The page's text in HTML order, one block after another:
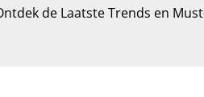
de Laatste Trends en